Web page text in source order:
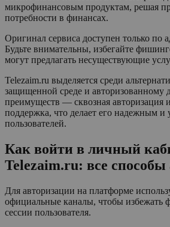
микрофинансовым продуктам, решая
потребности в финансах.
Оригинал сервиса доступен только по
Будьте внимательны, избегайте
могут предлагать несуществующие
Telezaim.ru выделяется среди
защищенной среде и авторизованному
преимуществ — сквозная авторизация
поддержка, что делает его надежным
пользователей.
Как войти в личный
Telezaim.ru: все способы
Для авторизации на платформе
официальные каналы, чтобы избежать
сессии пользователя.